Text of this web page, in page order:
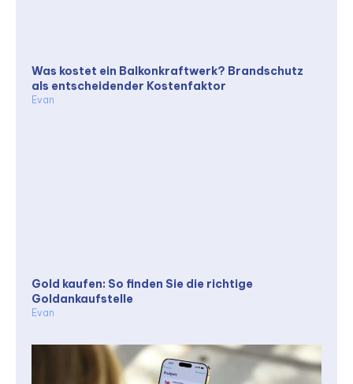
Was kostet ein Balkonkraftwerk? Brandschutz
als entscheidender Kostenfaktor
Evan
Gold kaufen: So finden Sie die richtige
Goldankaufstelle
Evan